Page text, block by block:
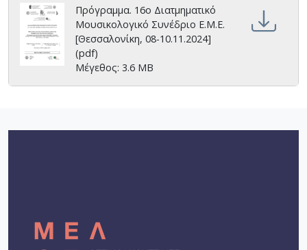
Πρόγραμμα. 16ο Διατμηματικό
Μουσικολογικό Συνέδριο Ε.Μ.Ε.
[Θεσσαλονίκη, 08-10.11.2024]
(pdf)
Μέγεθος: 3.6 MB